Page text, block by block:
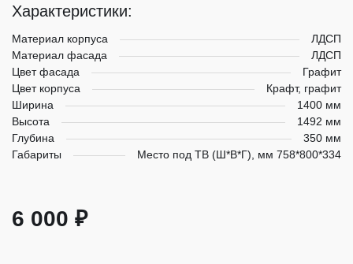
Характеристики:
Материал корпуса
ЛДСП
Материал фасада
ЛДСП
Цвет фасада
Графит
Цвет корпуса
Крафт, графит
Ширина
1400 мм
Высота
1492 мм
Глубина
350 мм
Габариты
Место под ТВ (Ш*В*Г), мм 758*800*334
6 000 ₽